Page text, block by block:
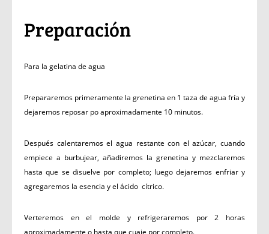
Preparación
Para la gelatina de agua
Prepararemos primeramente la grenetina en 1 taza de agua fría y
dejaremos reposar po aproximadamente 10 minutos.
Después calentaremos el agua restante con el azúcar, cuando
empiece a burbujear, añadiremos la grenetina y mezclaremos
hasta que se disuelve por completo; luego dejaremos enfriar y
agregaremos la esencia y el ácido cítrico.
Verteremos en el molde y refrigeraremos por 2 horas
aproximadamente o hasta que cuaje por completo.